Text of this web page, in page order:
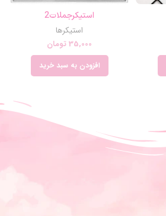
استیکرجملات2
استیکرها
35,000تومان
افزودن به سبد خرید